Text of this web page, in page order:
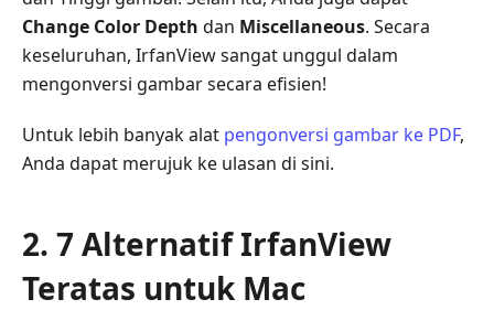
Change Color Depth dan Miscellaneous. Secara
keseluruhan, IrfanView sangat unggul dalam
mengonversi gambar secara efisien!
Untuk lebih banyak alat pengonversi gambar ke PDF,
Anda dapat merujuk ke ulasan di sini.
2. 7 Alternatif IrfanView
Teratas untuk Mac